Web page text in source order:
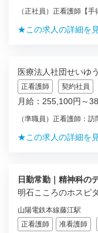
（正社員）正看護師【手
★この求人の詳細を
医療法人社団せいゆ
正看護師 契約社員
月給：255,100円～
（準職員）正看護師：訪
★この求人の詳細を
日勤常勤｜精神科の
明石こころのホスピ
山陽電鉄本線藤江駅
正看護師
准看護師